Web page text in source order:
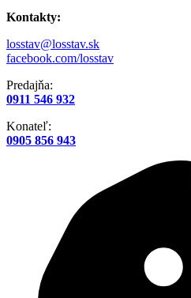
Kontakty:
losstav@losstav.sk
facebook.com/losstav
Predajňa:
0911 546 932
Konateľ:
0905 856 943